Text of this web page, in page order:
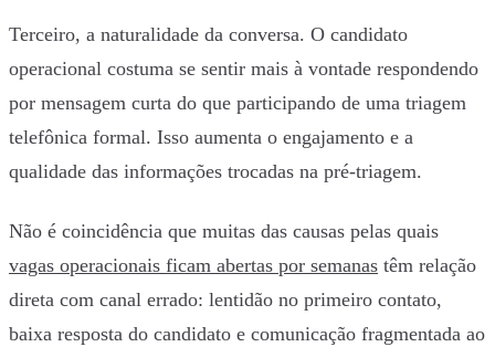
Terceiro, a naturalidade da conversa. O candidato
operacional costuma se sentir mais à vontade respondendo
por mensagem curta do que participando de uma triagem
telefônica formal. Isso aumenta o engajamento e a
qualidade das informações trocadas na pré-triagem.
Não é coincidência que muitas das causas pelas quais
vagas operacionais ficam abertas por semanas têm relação
direta com canal errado: lentidão no primeiro contato,
baixa resposta do candidato e comunicação fragmentada ao